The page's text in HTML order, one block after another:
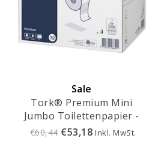
Sale
Tork® Premium Mini
Jumbo Toilettenpapier -
110253
€60,44 €53,18 Inkl. MwSt.